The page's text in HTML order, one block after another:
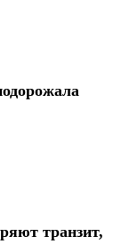
транзит,